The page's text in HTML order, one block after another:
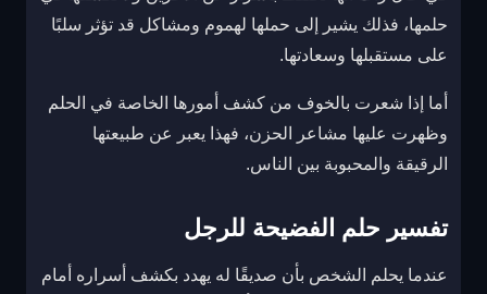
حلمها، فذلك يشير إلى حملها لهموم ومشاكل قد تؤثر سلبًا
على مستقبلها وسعادتها.
أما إذا شعرت بالخوف من كشف أمورها الخاصة في الحلم
وظهرت عليها مشاعر الحزن، فهذا يعبر عن طبيعتها
الرقيقة والمحبوبة بين الناس.
تفسير حلم الفضيحة للرجل
عندما يحلم الشخص بأن صديقًا له يهدد بكشف أسراره أمام